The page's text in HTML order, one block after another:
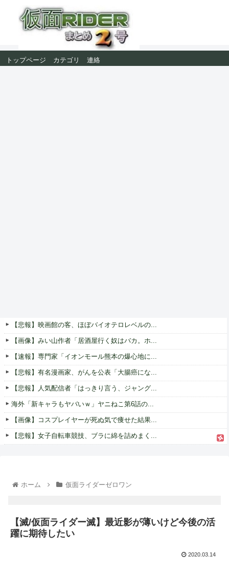
トップページ カテゴリ 連絡
【悲報】映画館の客、ほぼバイオテロレベルの...
【画像】みい山作者「居酒屋行く奴はバカ。ホ...
【速報】専門家「イオンモール熊本の爆心地に...
【悲報】有名漫画家、がんを公表「大腸癌にな...
【悲報】人気配信者「はっきり言う、ジャング...
海外「新キャラもヤバいｗ」ヤニねこ第6話の...
【画像】コスプレイヤーが死ぬ気で痩せた結果...
【悲報】女子自転車競技、ブラに綿を詰めまく...
ホーム 仮面ライダーゼロワン
【滅/仮面ライダー滅】最近影が薄いけど今後の活
躍に期待したい
2020.03.14